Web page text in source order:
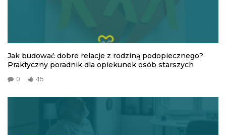
Jak budować dobre relacje z rodziną podopiecznego?
Praktyczny poradnik dla opiekunek osób starszych
0 45